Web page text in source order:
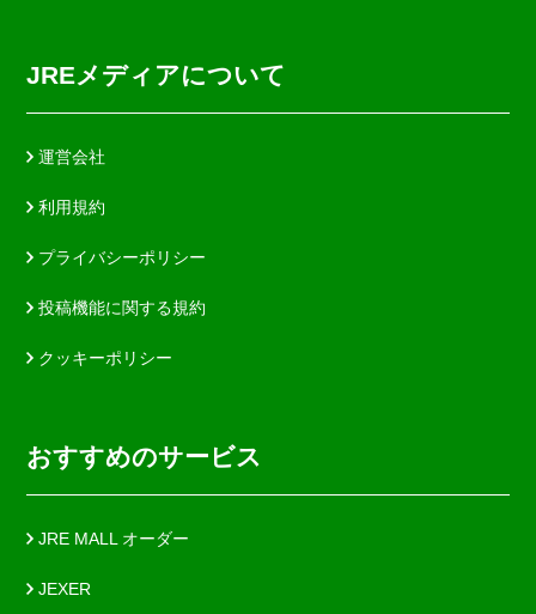
JREメディアについて
運営会社
利用規約
プライバシーポリシー
投稿機能に関する規約
クッキーポリシー
おすすめのサービス
JRE MALL オーダー
JEXER